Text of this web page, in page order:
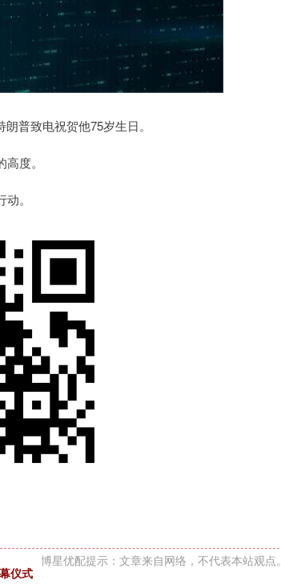
普致电祝贺他75岁生日。
度。
。
博星优配提示：文章来自网络，不代表本站观点。
仪式